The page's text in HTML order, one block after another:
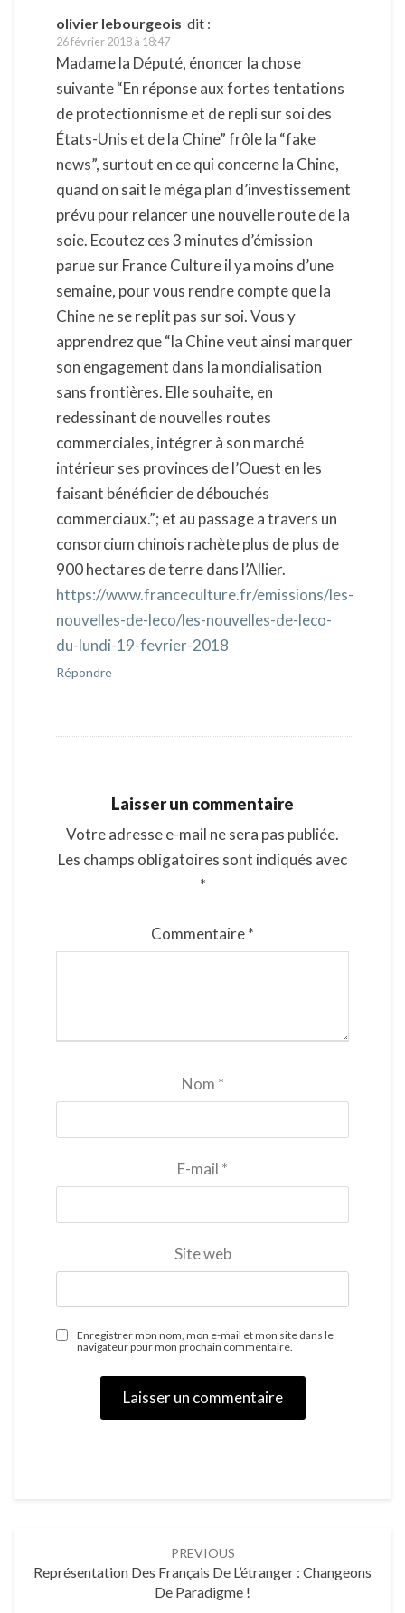
olivier lebourgeois dit :
26 février 2018 à 18:47
Madame la Député, énoncer la chose
suivante “En réponse aux fortes tentations
de protectionnisme et de repli sur soi des
États-Unis et de la Chine” frôle la “fake
news”, surtout en ce qui concerne la Chine,
quand on sait le méga plan d’investissement
prévu pour relancer une nouvelle route de la
soie. Ecoutez ces 3 minutes d’émission
parue sur France Culture il ya moins d’une
semaine, pour vous rendre compte que la
Chine ne se replit pas sur soi. Vous y
apprendrez que “la Chine veut ainsi marquer
son engagement dans la mondialisation
sans frontières. Elle souhaite, en
redessinant de nouvelles routes
commerciales, intégrer à son marché
intérieur ses provinces de l’Ouest en les
faisant bénéficier de débouchés
commerciaux.”; et au passage a travers un
consorcium chinois rachète plus de plus de
900 hectares de terre dans l’Allier.
https://www.franceculture.fr/emissions/les-
nouvelles-de-leco/les-nouvelles-de-leco-
du-lundi-19-fevrier-2018
Répondre
Laisser un commentaire
Votre adresse e-mail ne sera pas publiée.
Les champs obligatoires sont indiqués avec
*
Commentaire*
Nom *
E-mail *
Site web
Enregistrer mon nom, mon e-mail et mon site dans le
navigateur pour mon prochain commentaire.
PREVIOUS
Représentation Des Français De L’étranger : Changeons
De Paradigme !